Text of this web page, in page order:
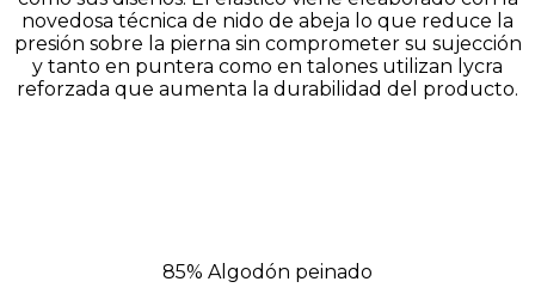
novedosa técnica de nido de abeja lo que reduce la
presión sobre la pierna sin comprometer su sujección
y tanto en puntera como en talones utilizan lycra
reforzada que aumenta la durabilidad del producto.
85% Algodón peinado